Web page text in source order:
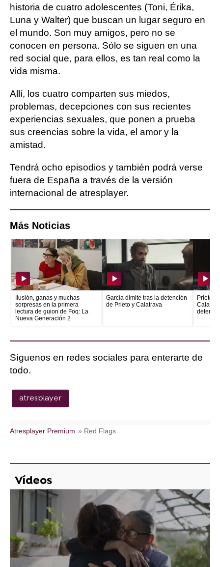
historia de cuatro adolescentes (Toni, Érika,
Luna y Walter) que buscan un lugar seguro en
el mundo. Son muy amigos, pero no se
conocen en persona. Sólo se siguen en una
red social que, para ellos, es tan real como la
vida misma.
Allí, los cuatro comparten sus miedos,
problemas, decepciones con sus recientes
experiencias sexuales, que ponen a prueba
sus creencias sobre la vida, el amor y la
amistad.
Tendrá ocho episodios y también podrá verse
fuera de España a través de la versión
internacional de atresplayer.
Más Noticias
Ilusión, ganas y muchas
sorpresas en la primera
lectura de guion de Foq: La
Nueva Generación 2
García dimite tras la detención
de Prieto y Calatrava
Prieto
Síguenos en redes sociales para enterarte de
todo.
atresplayer
Atresplayer Premium » Red Flags
Vídeos